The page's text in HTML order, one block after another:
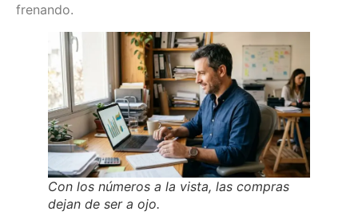
frenando.
Con los números a la vista, las compras
dejan de ser a ojo.